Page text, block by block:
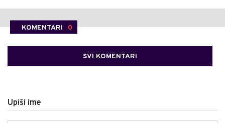
KOMENTARI 0
SVI KOMENTARI
Upiši ime